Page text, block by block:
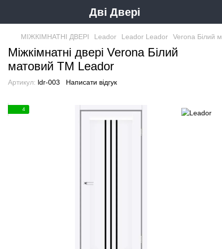
Дві Двері
МІЖКІМНАТНІ ДВЕРІ Leador Leador Leador Verona Білий
Міжкімнатні двері Verona Білий
матовий ТМ Leador
Артикул: ldr-003 Написати відгук
4